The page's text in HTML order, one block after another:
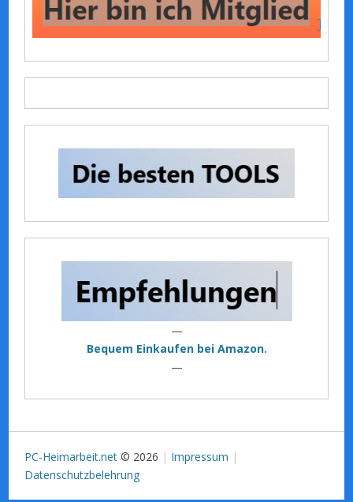
—
Bequem Einkaufen bei Amazon.
—
PC-Heimarbeit.net © 2026
Impressum
Datenschutzbelehrung